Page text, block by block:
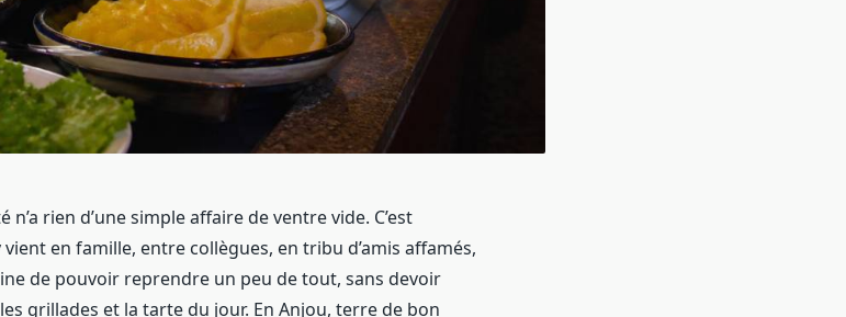
rien d’une simple affaire de ventre vide. C’est
en famille, entre collègues, en tribu d’amis affamés,
de pouvoir reprendre un peu de tout, sans devoir
grillades et la tarte du jour. En Anjou, terre de bon